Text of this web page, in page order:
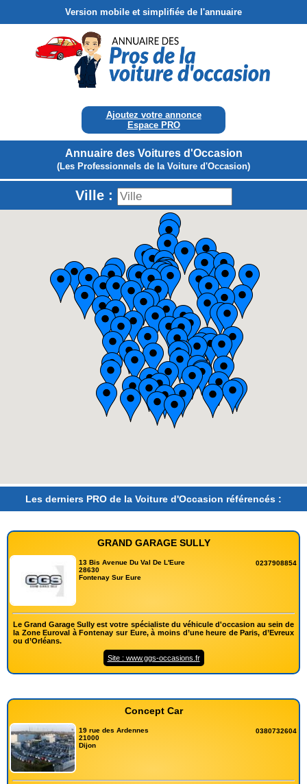
Version mobile et simplifiée de l'annuaire
Ajoutez votre annonce
Espace PRO
Annuaire des Voitures d'Occasion
(Les Professionnels de la Voiture d'Occasion)
Ville :
Les derniers PRO de la Voiture d'Occasion référencés :
GRAND GARAGE SULLY
13 Bis Avenue Du Val De L'Eure
28630
Fontenay Sur Eure
0237908854
Le Grand Garage Sully est votre spécialiste du véhicule d'occasion au sein de
la Zone Euroval à Fontenay sur Eure, à moins d’une heure de Paris, d’Evreux
ou d’Orléans.
Site : www.ggs-occasions.fr
Concept Car
19 rue des Ardennes
21000
Dijon
0380732604